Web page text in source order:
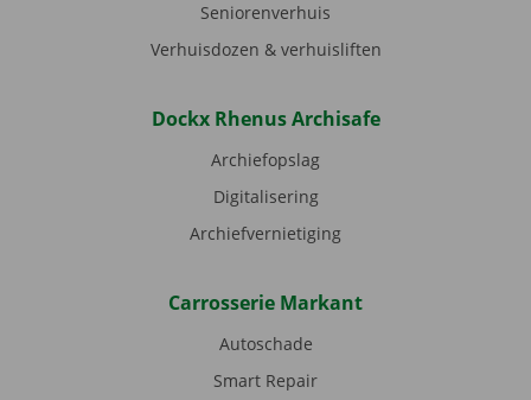
Seniorenverhuis
Verhuisdozen & verhuisliften
Dockx Rhenus Archisafe
Archiefopslag
Digitalisering
Archiefvernietiging
Carrosserie Markant
Autoschade
Smart Repair